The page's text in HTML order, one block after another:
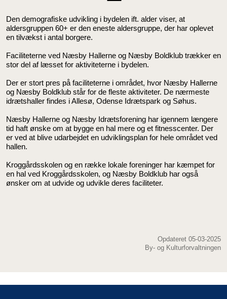
Den demografiske udvikling i bydelen ift. alder viser, at
aldersgruppen 60+ er den eneste aldersgruppe, der har oplevet
en tilvækst i antal borgere.
Faciliteterne ved Næsby Hallerne og Næsby Boldklub trækker en
stor del af læsset for aktiviteterne i bydelen.
Der er stort pres på faciliteterne i området, hvor Næsby Hallerne
og Næsby Boldklub står for de fleste aktiviteter. De nærmeste
idrætshaller findes i Allesø, Odense Idrætspark og Søhus.
Næsby Hallerne og Næsby Idrætsforening har igennem længere
tid haft ønske om at bygge en hal mere og et fitnesscenter. Der
er ved at blive udarbejdet en udviklingsplan for hele området ved
hallen.
Kroggårdsskolen og en række lokale foreninger har kæmpet for
en hal ved Kroggårdsskolen, og Næsby Boldklub har også
ønsker om at udvide og udvikle deres faciliteter.
Opdateret 05-03-2025
By- og Kulturforvaltningen